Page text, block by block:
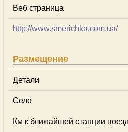
Веб страница
http://www.smerichka.com.ua/
Размещение
Детали
Село
Км к ближайшей станции